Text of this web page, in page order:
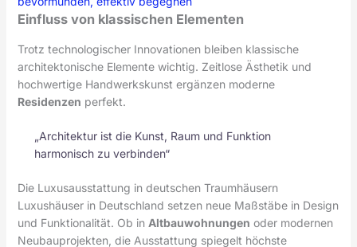
Einfluss von klassischen Elementen
Trotz technologischer Innovationen bleiben klassische
architektonische Elemente wichtig. Zeitlose Ästhetik und
hochwertige Handwerkskunst ergänzen moderne
Residenzen perfekt.
„Architektur ist die Kunst, Raum und Funktion
harmonisch zu verbinden“
Die Luxusausstattung in deutschen Traumhäusern
Luxushäuser in Deutschland setzen neue Maßstäbe in Design
und Funktionalität. Ob in Altbauwohnungen oder modernen
Neubauprojekten, die Ausstattung spiegelt höchste